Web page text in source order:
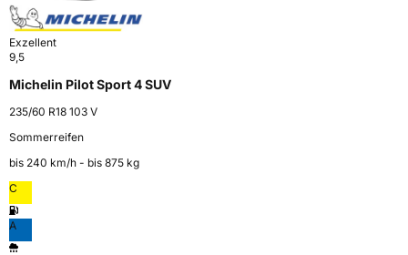
Exzellent
9,5
Michelin Pilot Sport 4 SUV
235/60 R18 103 V
Sommerreifen
bis 240 km⁠/⁠h - bis 875 kg
C
A